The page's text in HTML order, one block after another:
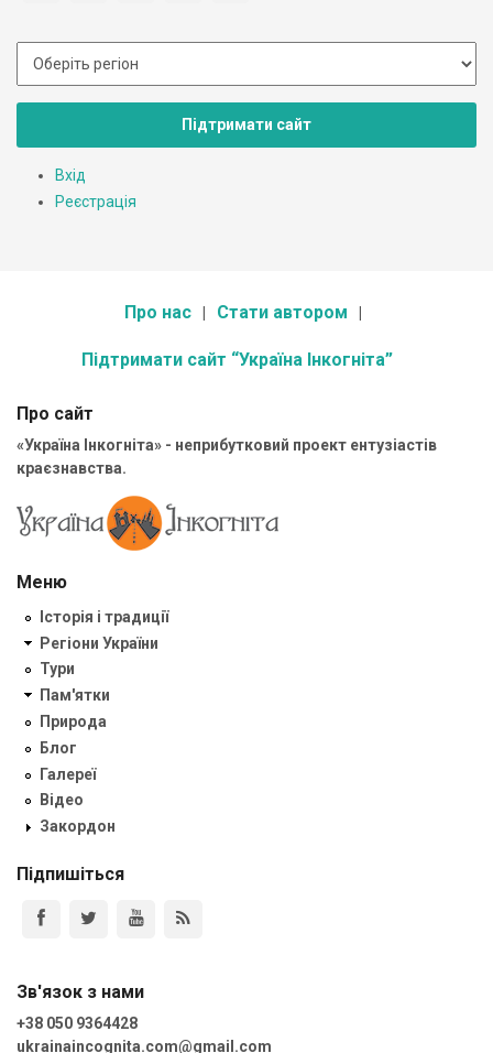
Підтримати сайт
Вхід
Реєстрація
Про нас Стати автором
Підтримати сайт “Україна Інкогніта”
Про сайт
«Україна Інкогніта» - неприбутковий проект ентузіастів
краєзнавства.
Меню
Історія і традиції
Регіони України
Тури
Пам'ятки
Природа
Блог
Галереї
Відео
Закордон
Підпишіться
Зв'язок з нами
+38 050 9364428
ukrainaincognita.com@gmail.com